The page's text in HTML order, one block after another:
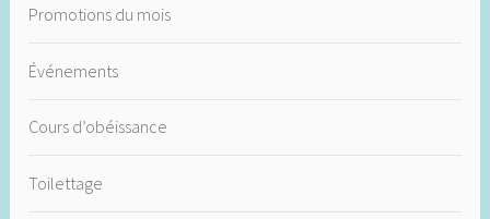
Promotions du mois
Événements
Cours d’obéissance
Toilettage